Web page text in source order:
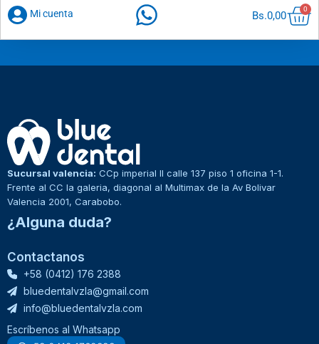
Mi cuenta Bs.0,00
0
Sucursal valencia: CCp imperial II calle 137 piso 1 oficina 1-1.
Frente al CC la galeria, diagonal al Multimax de la Av Bolivar
Valencia 2001, Carabobo.
¿Alguna duda?
Contactanos
+58 (0412) 176 2388
bluedentalvzla@gmail.com
info@bluedentalvzla.com
Escríbenos al Whatsapp